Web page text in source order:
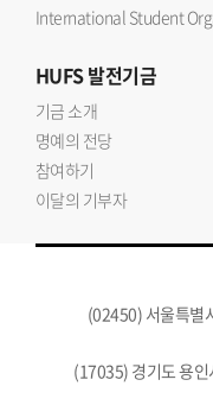
International Student
HUFS발전기금
기금 소개
명예의 전당
참여하기
이달의 기부자
(02450) 서울특별
(17035) 경기도 용